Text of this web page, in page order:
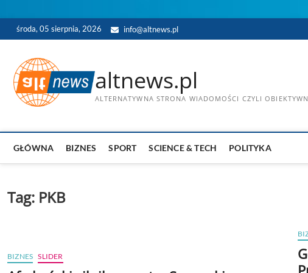
to
środa, 05 sierpnia, 2026 info@altnews.pl
altnews.pl
ALTERNATYWNA STRONA WIADOMOŚCI CZYLI
GŁÓWNA BIZNES SPORT SCIENCE & TECH POLITYKA
Tag: PKB
BIZNES SLIDER